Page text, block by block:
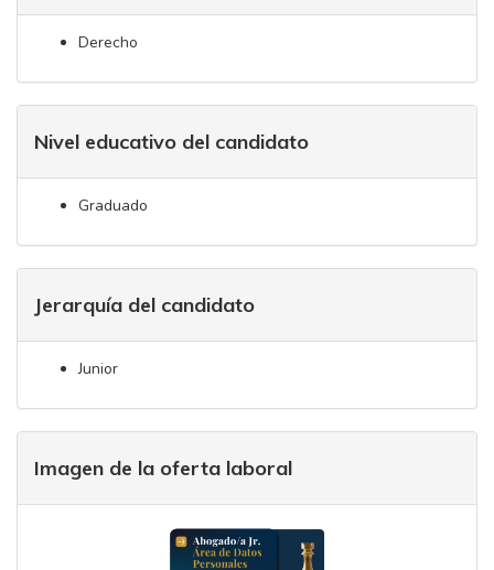
Derecho
Nivel educativo del candidato
Graduado
Jerarquía del candidato
Junior
Imagen de la oferta laboral